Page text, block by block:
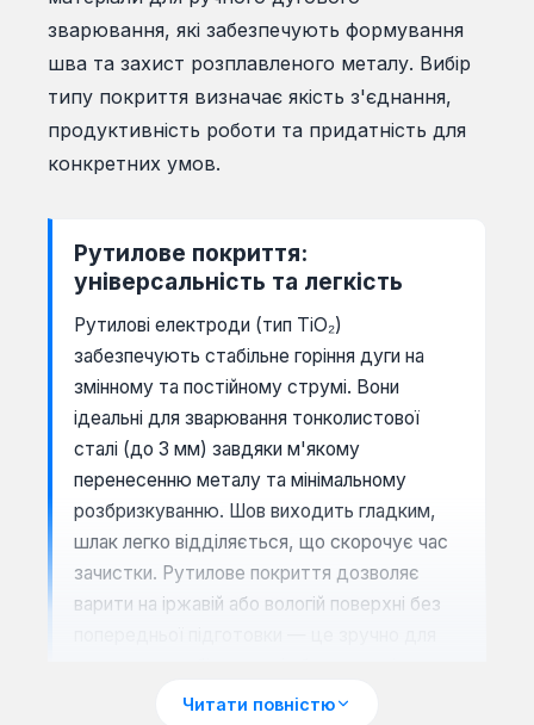
зварювання, які забезпечують формування
шва та захист розплавленого металу. Вибір
типу покриття визначає якість з'єднання,
продуктивність роботи та придатність для
конкретних умов.
Рутилове покриття:
універсальність та легкість
Рутилові електроди (тип TiO₂)
забезпечують стабільне горіння дуги на
змінному та постійному струмі. Вони
ідеальні для зварювання тонколистової
сталі (до 3 мм) завдяки м'якому
перенесенню металу та мінімальному
розбризкуванню. Шов виходить гладким,
шлак легко відділяється, що скорочує час
зачистки. Рутилове покриття дозволяє
варити на іржавій або вологій поверхні без
Читати повністю